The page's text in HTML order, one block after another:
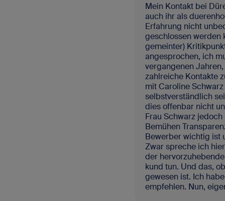
Mein Kontakt bei
auch ihr als
Erfahrung nicht
geschlossen werden
gemeinter)
angesprochen, ich
vergangenen
zahlreiche Kontakte
mit Caroline
selbstverständlich
dies offenbar nicht
Frau Schwarz
Bemühen
Bewerber wichtig ist
Zwar spreche ich
der
kund tun. Und das,
gewesen ist. Ich
empfehlen. Nun,